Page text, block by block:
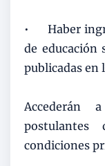
•
Haber
de educación
publicadas en
Accederán
postulantes
condiciones